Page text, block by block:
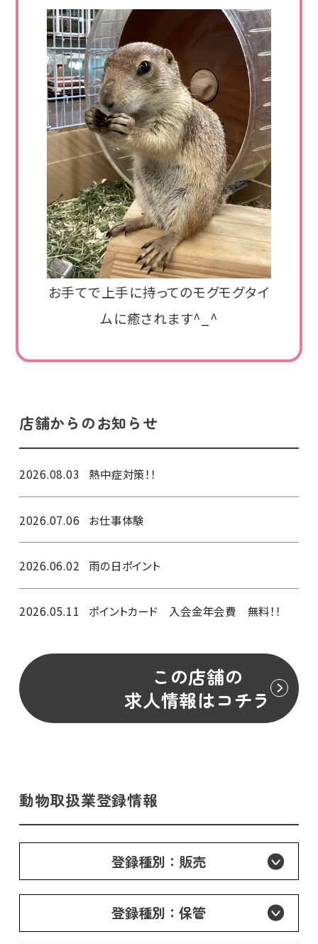
お手てで上手に持ってのモグモグタイ
ムに癒されます^_^
店舗からのお知らせ
2026.08.03 熱中症対策！！
2026.07.06 お仕事体験
2026.06.02 雨の日ポイント
2026.05.11 ポイントカード 入会金年会費 無料！！
この店舗の
求人情報はコチラ
動物取扱業登録情報
登録種別：販売
登録種別：保管